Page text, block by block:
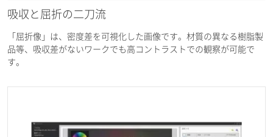
吸収と屈折の二刀流
「屈折像」は、密度差を可視化した画像です。材質の異なる樹脂製
品等、吸収差がないワークでも高コントラストでの観察が可能で
す。